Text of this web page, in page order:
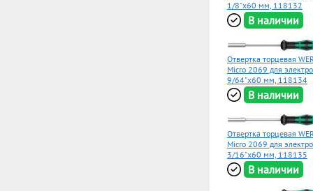
1/8"x60 мм, 118132
В наличии
Отвертка торцевая
Micro 2069 для
9/64"x60 мм, 118134
В наличии
Отвертка торцевая
Micro 2069 для
3/16"x60 мм, 118135
В наличии